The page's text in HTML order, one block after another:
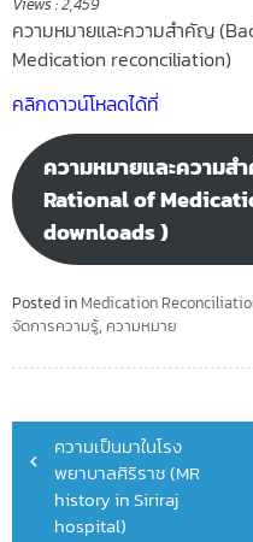
ความหมายและความสำคัญ
Medication reconciliation)
คลิกดาวน์โหลดได้ที่
ความหมายและความ
Rational of
downloads )
Posted in Medication
จัดการความรู้, ความหมาย
Post
navigation
ความเป็นมาในโรง
พยาบาลศิริราช (MR
history in Siriraj
hospital)